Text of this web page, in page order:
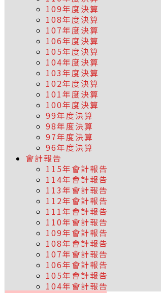
109年度決算
108年度決算
107年度決算
106年度決算
105年度決算
104年度決算
103年度決算
102年度決算
101年度決算
100年度決算
99年度決算
98年度決算
97年度決算
96年度決算
會計報告
115年會計報告
114年會計報告
113年會計報告
112年會計報告
111年會計報告
110年會計報告
109年會計報告
108年會計報告
107年會計報告
106年會計報告
105年會計報告
104年會計報告